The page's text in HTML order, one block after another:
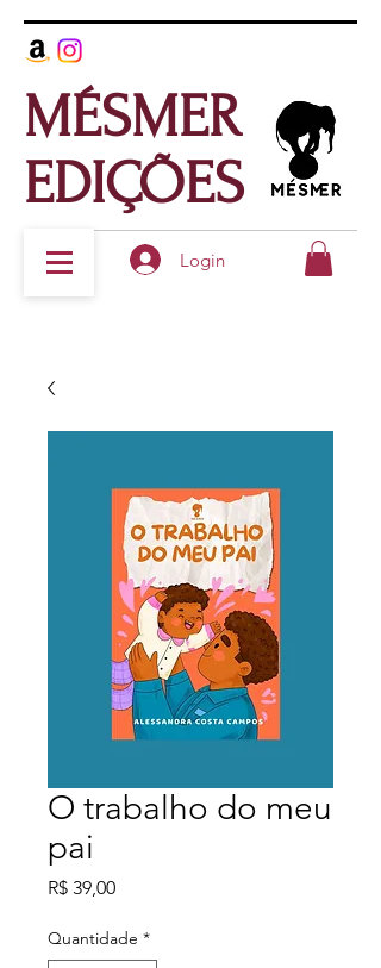
MÉSMER
EDIÇÕES
Login
O trabalho do meu
pai
R$ 39,00Preço
Quantidade *